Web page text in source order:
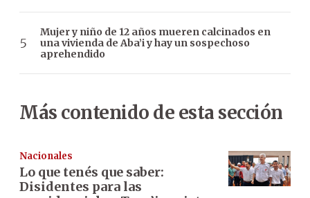
Mujer y niño de 12 años mueren calcinados en
una vivienda de Aba’i y hay un sospechoso
aprehendido
Más contenido de esta sección
Nacionales
Lo que tenés que saber:
Disidentes para las